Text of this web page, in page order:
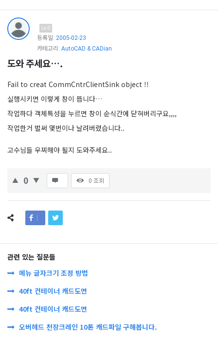
Lv.0
등록일: 2005-02-23
카테고리: AutoCAD & CADian
도와 주세요….
Fail to creat CommCntrClientSink object !!
실행시키면 이렇게 창이 뜹니다…
작업하다 객체특성을 누르면 창이 순식간에 닫혀버리구요,,,,
작업한거 벌써 몇번이나 날려버렸습니다..
고수님들 우찌해야 될지 도와주세요..
0 0 조회
관련 있는 질문들
메뉴 글자크기 조정 방법
40ft 컨테이너 캐드도면
40ft 컨테이너 캐드도면
오버헤드 천장크레인 10톤 캐드파일 구해봅니다.